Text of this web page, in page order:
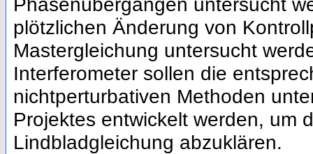
plötzlichen Änderung von
Mastergleichung untersucht
Interferometer sollen die
nichtperturbativen Methoden
Projektes entwickelt werden, um
Lindbladgleichung abzuklären.